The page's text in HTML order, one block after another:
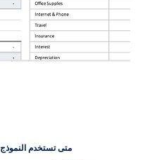
متى تستخدم النموذج